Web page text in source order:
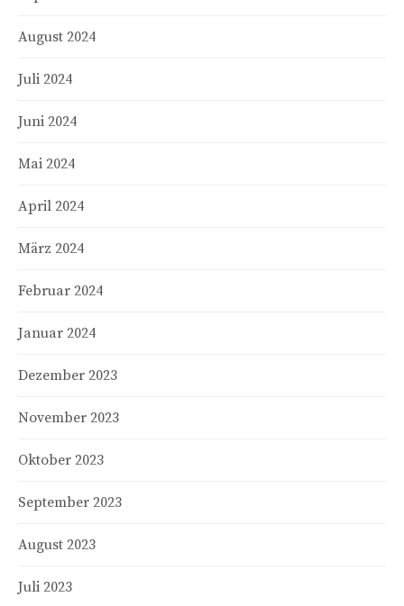
August 2024
Juli 2024
Juni 2024
Mai 2024
April 2024
März 2024
Februar 2024
Januar 2024
Dezember 2023
November 2023
Oktober 2023
September 2023
August 2023
Juli 2023